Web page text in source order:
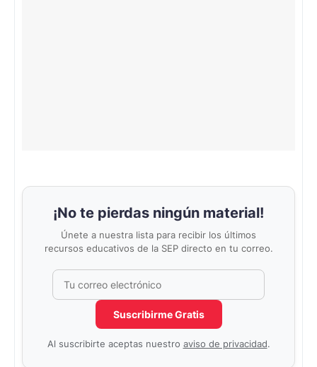
¡No te pierdas ningún material!
Únete a nuestra lista para recibir los últimos
recursos educativos de la SEP directo en tu correo.
No completar este campo
Suscribirme Gratis
Al suscribirte aceptas nuestro aviso de privacidad.